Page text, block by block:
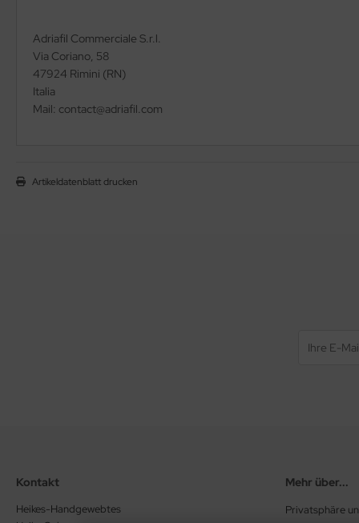
Adriafil Commerciale S.r.l.
Via Coriano, 58
47924 Rimini (RN)
Italia
Mail: contact@adriafil.com
Artikeldatenblatt drucken
Kontakt
Heikes-Handgewebtes
Mehr über...
Privatsphäre